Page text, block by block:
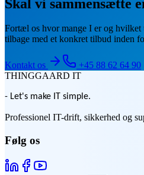
Skal vi sammensætte
Fortæl os hvor mange I er og
tilbage med et konkret tilbud inden
Kontakt os
+45 88 62 64 90
THINGGAARD IT
- Let's make IT simple.
Professionel IT-drift, sikkerhed og
Følg os